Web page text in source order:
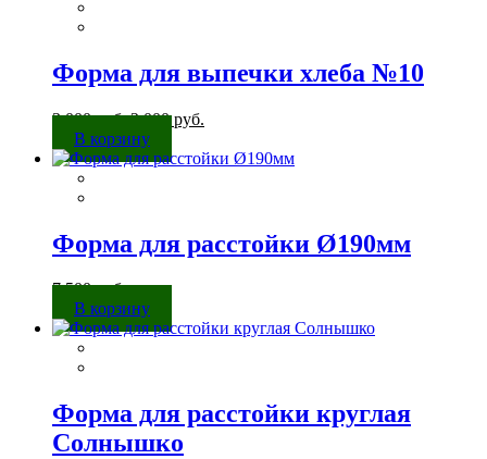
Форма для выпечки хлеба №10
3 000руб.Первоначальная
цена
составляла
2 000руб.
2
В корзину
Форма для расстойки Ø190мм
7 500руб.
В корзину
Форма для расстойки круглая
Солнышко